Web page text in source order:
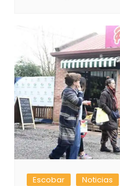
Escobar Noticias